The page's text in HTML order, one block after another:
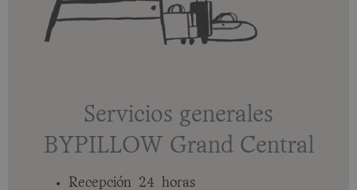
Servicios generales
BYPILLOW Grand Central
Recepción 24 horas